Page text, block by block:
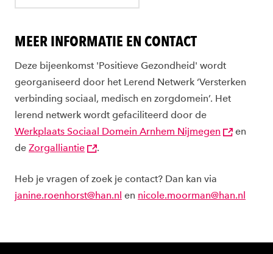
MEER INFORMATIE EN CONTACT
Deze bijeenkomst 'Positieve Gezondheid' wordt
georganiseerd door het Lerend Netwerk ‘Versterken
verbinding sociaal, medisch en zorgdomein’. Het
lerend netwerk wordt gefaciliteerd door de
Werkplaats Sociaal Domein Arnhem Nijmegen
en
de Zorgalliantie .
Heb je vragen of zoek je contact? Dan kan via
janine.roenhorst@han.nl en nicole.moorman@han.nl